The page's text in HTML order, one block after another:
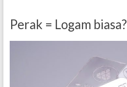
Perak = Logam biasa?